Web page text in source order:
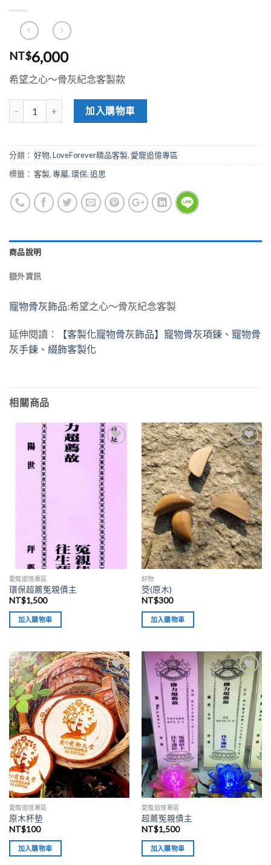
NT$6,000
希望之心～骨灰紀念客製款
加入購物車
分類： 好物,LoveForever精品客製, 愛寵追憶專區
標籤： 客製,專屬,環保,追思
商品說明
額外資訊
寵物骨灰飾品:希望之心～骨灰紀念客製
延伸閱讀：
【客製化寵物骨灰飾品】寵物骨灰項鍊、寵物骨
灰手鍊、綴飾客製化
相關商品
愛寵追憶專區
環保超薦冤親債主
NT$1,500
加入購物車
加入
「願
望清
單」
好物
筊(原木)
NT$300
加入購物車
加入
「願
望清
單」
愛寵追憶專區
原木杯墊
NT$100
加入購物車
加入
「願
望清
單」
愛寵追憶專區
超薦冤親債主
NT$1,500
加入購物車